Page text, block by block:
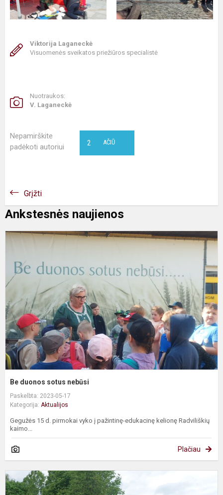
Viktorija Laganeckė
Visuomenės sveikatos priežiūros specialistė
Nuotraukos:
V. Laganeckė
Nepamirškite
padėkoti autoriui
AČIŪ
2
Grįžti
Ankstesnės naujienos
Be duonos sotus nebūsi
Paskelbta: 2023-05-17
Kategorija: Aktualijos
Gegužės 15 d. pirmokai vyko į pažintinę-edukacinę kelionę Radviliškių
kaimo...
Plačiau